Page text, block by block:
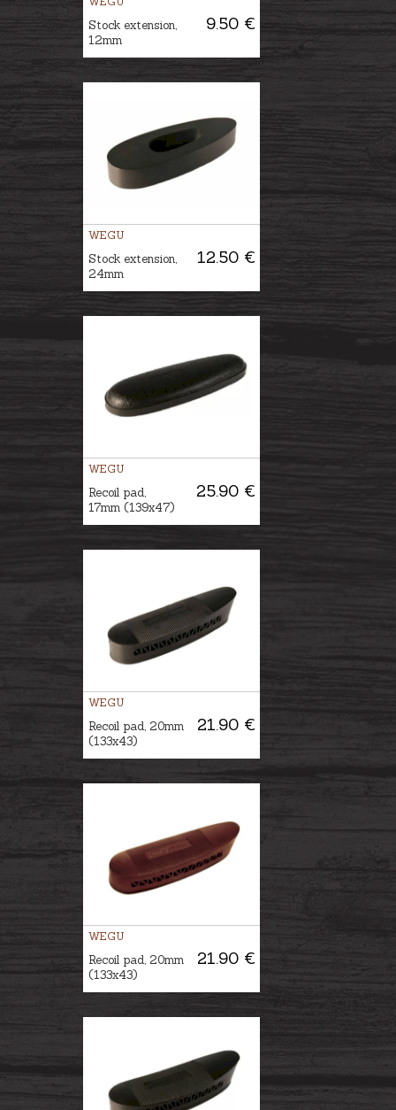
9.50 €
Stock extension,
12mm
WEGU
12.50 €
Stock extension,
24mm
WEGU
25.90 €
Recoil pad,
17mm (139x47)
WEGU
21.90 €
Recoil pad, 20mm
(133x43)
WEGU
21.90 €
Recoil pad, 20mm
(133x43)